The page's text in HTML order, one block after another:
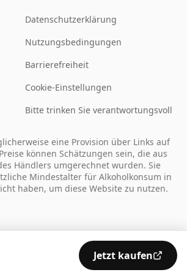
Jetzt kaufen
Datenschutzerklärung
Nutzungsbedingungen
Barrierefreiheit
Cookie-Einstellungen
Bitte trinken Sie verantwortungsvoll
eine Provision über Links auf
können Schätzungen sein, die aus
Händlers umgerechnet wurden. Sie
Mindestalter für Alkoholkonsum in
haben, um diese Website zu nutzen.